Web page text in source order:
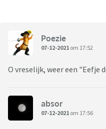
Poezie
07-12-2021 om 17:52
O vreselijk, weer een "Eefje
absor
07-12-2021 om 17:56